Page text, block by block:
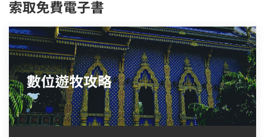
索取免費電子書
數位遊牧攻略